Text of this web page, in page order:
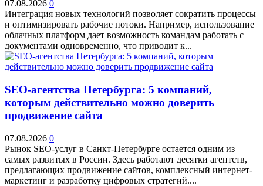
07.08.2026 0
Интеграция новых технологий позволяет сократить процессы
и оптимизировать рабочие потоки. Например, использование
облачных платформ дает возможность командам работать с
документами одновременно, что приводит к...
SEO-агентства Петербурга: 5 компаний,
которым действительно можно доверить
продвижение сайта
07.08.2026 0
Рынок SEO-услуг в Санкт-Петербурге остается одним из
самых развитых в России. Здесь работают десятки агентств,
предлагающих продвижение сайтов, комплексный интернет-
маркетинг и разработку цифровых стратегий....